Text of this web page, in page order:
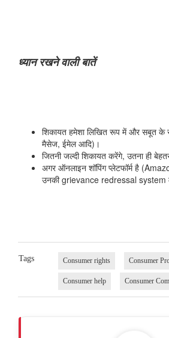
ध्यान रखने वाली बातें
शिकायत हमेशा लिखित रूप में और सबूत के
मैसेज, ईमेल आदि)।
जितनी जल्दी शिकायत करेंगे, उतना ही
अगर ऑनलाइन शॉपिंग प्लेटफॉर्म है
उनकी grievance redressal system
Tags Consumer rights Consumer
Consumer help Consumer